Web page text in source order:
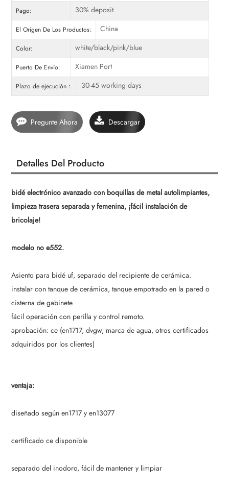
Pago: 30% deposit.
El Origen De Los Productos: China
Color: white/black/pink/blue
Puerto De Envío: Xiamen Port
Plazo de ejecución： 30-45 working days
Pregunte Ahora Descargar
Detalles Del Producto
bidé electrónico avanzado con boquillas de metal autolimpiantes,
limpieza trasera separada y femenina, ¡fácil instalación de
bricolaje!
modelo no e552.
Asiento para bidé uf, separado del recipiente de cerámica.
instalar con tanque de cerámica, tanque empotrado en la pared o
cisterna de gabinete
fácil operación con perilla y control remoto.
aprobación: ce (en1717, dvgw, marca de agua, otros certificados
adquiridos por los clientes)
ventaja:
diseñado según en1717 y en13077
certificado ce disponible
separado del inodoro, fácil de mantener y limpiar